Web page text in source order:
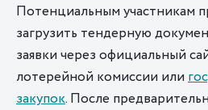
Потенциальным участникам
загрузить тендерную
заявки через официальный
лотерейной комиссии или
закупок. После